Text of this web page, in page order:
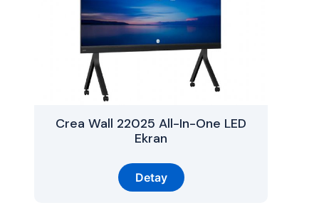
Crea Wall 22025 All-In-One LED
Ekran
Detay